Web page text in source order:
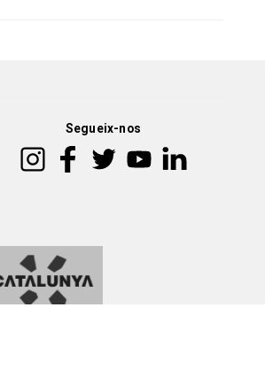
Segueix-nos